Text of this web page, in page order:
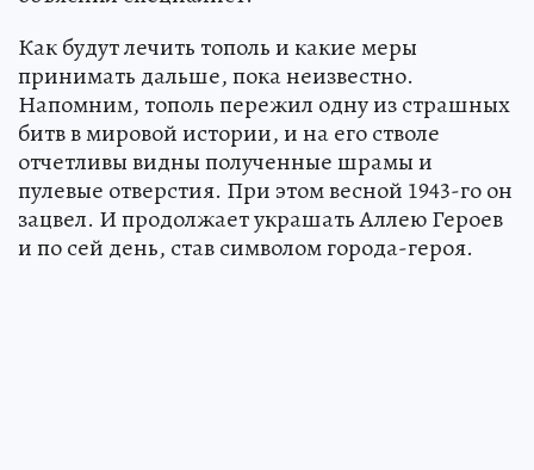
Как будут лечить тополь и какие меры
принимать дальше, пока неизвестно.
Напомним, тополь пережил одну из страшных
битв в мировой истории, и на его стволе
отчетливы видны полученные шрамы и
пулевые отверстия. При этом весной 1943-го он
зацвел. И продолжает украшать Аллею Героев
и по сей день, став символом города-героя.